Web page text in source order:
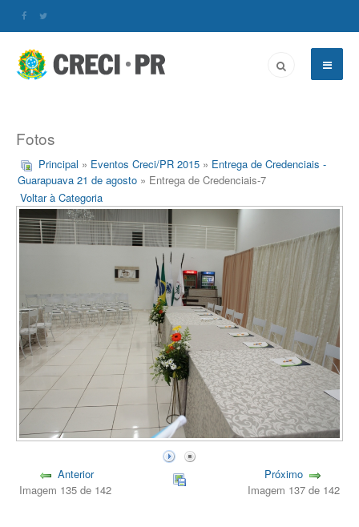
Fotos
Principal » Eventos Creci/PR 2015 » Entrega de Credenciais -
Guarapuava 21 de agosto » Entrega de Credenciais-7
Voltar à Categoria
Anterior
Imagem 135 de 142
Próximo
Imagem 137 de 142